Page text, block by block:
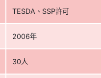
TESDA、SSP許可
2006年
30人